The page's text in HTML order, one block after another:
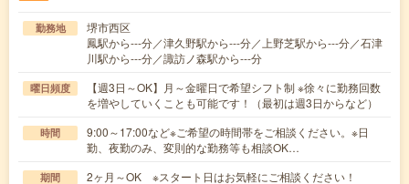
勤務地
堺市西区
鳳駅から---分／津久野駅から---分／上野芝駅から---分／石津
川駅から---分／諏訪ノ森駅から---分
曜日頻度
【週3日～OK】月～金曜日で希望シフト制 ※徐々に勤務回数
を増やしていくことも可能です！（最初は週3日からなど）
時間
9:00～17:00など※ご希望の時間帯をご相談ください。※日
勤、夜勤のみ、変則的な勤務等も相談OK…
期間 2ヶ月～OK ※スタート日はお気軽にご相談ください！